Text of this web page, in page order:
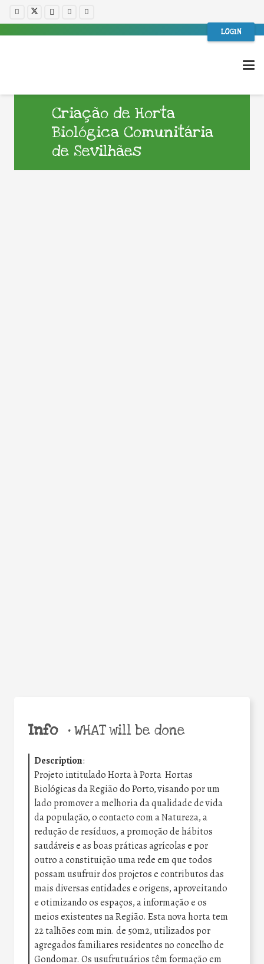
LOGIN
Criação de Horta
Biológica Comunitária
de Sevilhães
Info •WHAT will be done
Description:
Projeto intitulado Horta à Porta  Hortas
Biológicas da Região do Porto, visando por um
lado promover a melhoria da qualidade de vida
da população, o contacto com a Natureza, a
redução de resíduos, a promoção de hábitos
saudáveis e as boas práticas agrícolas e por
outro a constituição uma rede em que todos
possam usufruir dos projetos e contributos das
mais diversas entidades e origens, aproveitando
e otimizando os espaços, a informação e os
meios existentes na Região. Esta nova horta tem
22 talhões com min. de 50m2, utilizados por
agregados familiares residentes no concelho de
Gondomar. Os usufrutuários têm formação em